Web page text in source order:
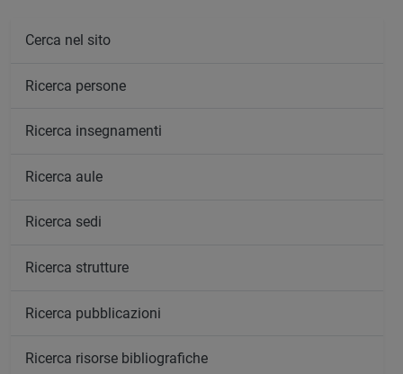
Cerca nel sito
Ricerca persone
Ricerca insegnamenti
Ricerca aule
Ricerca sedi
Ricerca strutture
Ricerca pubblicazioni
Ricerca risorse bibliografiche